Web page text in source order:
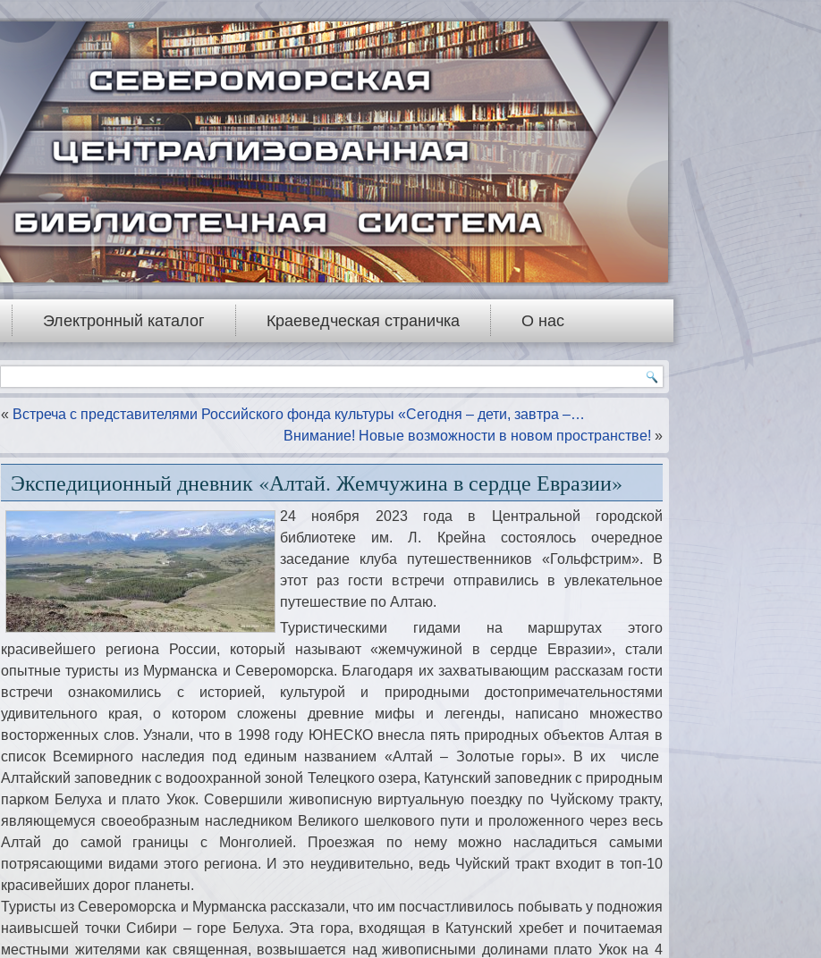
Электронный каталог Краеведческая страничка О нас
« Встреча с представителями Российского фонда культуры «Сегодня – дети, завтра –…
Внимание! Новые возможности в новом пространстве! »
Экспедиционный дневник «Алтай. Жемчужина в сердце Евразии»
24 ноября 2023 года в Центральной городской
библиотеке им. Л. Крейна состоялось очередное
заседание клуба путешественников «Гольфстрим». В
этот раз гости встречи отправились в увлекательное
путешествие по Алтаю.
Туристическими гидами на маршрутах этого
красивейшего региона России, который называют «жемчужиной в сердце Евразии», стали
опытные туристы из Мурманска и Североморска. Благодаря их захватывающим рассказам гости
встречи ознакомились с историей, культурой и природными достопримечательностями
удивительного края, о котором сложены древние мифы и легенды, написано множество
восторженных слов. Узнали, что в 1998 году ЮНЕСКО внесла пять природных объектов Алтая в
список Всемирного наследия под единым названием «Алтай – Золотые горы». В их числе
Алтайский заповедник с водоохранной зоной Телецкого озера, Катунский заповедник с природным
парком Белуха и плато Укок. Совершили живописную виртуальную поездку по Чуйскому тракту,
являющемуся своеобразным наследником Великого шелкового пути и проложенного через весь
Алтай до самой границы с Монголией. Проезжая по нему можно насладиться самыми
потрясающими видами этого региона. И это неудивительно, ведь Чуйский тракт входит в топ-10
красивейших дорог планеты.
Туристы из Североморска и Мурманска рассказали, что им посчастливилось побывать у подножия
наивысшей точки Сибири – горе Белуха. Эта гора, входящая в Катунский хребет и почитаемая
местными жителями как священная, возвышается над живописными долинами плато Укок на 4